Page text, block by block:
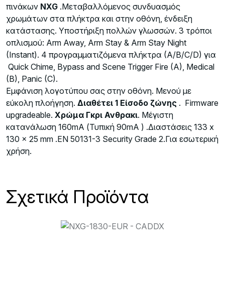
πινάκων NXG .Μεταβαλλόμενος συνδυασμός
χρωμάτων στα πλήκτρα και στην οθόνη, ένδειξη
κατάστασης. Υποστήριξη πολλών γλωσσών. 3 τρόποι
οπλισμού: Arm Away, Arm Stay & Arm Stay Night
(Instant). 4 προγραμματιζόμενα πλήκτρα (A/B/C/D) για
Quick Chime, Bypass and Scene Trigger Fire (A), Medical
(B), Panic (C).
Εμφάνιση λογοτύπου σας στην οθόνη. Μενού με
εύκολη πλοήγηση. Διαθέτει 1 Είσοδο ζώνης . Firmware
upgradeable. Χρώμα Γκρι Ανθρακι. Μέγιστη
κατανάλωση 160mA (Τυπική 90mA ) .Διαστάσεις 133 x
130 x 25 mm .EN 50131-3 Security Grade 2.Για εσωτερική
χρήση.
Σχετικά Προϊόντα